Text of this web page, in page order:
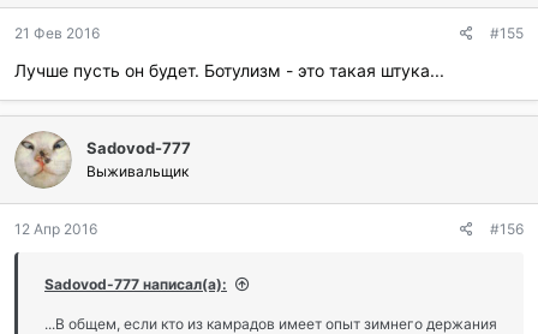
21 Фев 2016 #155
Лучше пусть он будет. Ботулизм - это такая штука...
Sadovod-777
Выживальщик
12 Апр 2016 #156
Sadovod-777 написал(а):
...В общем, если кто из камрадов имеет опыт зимнего держания